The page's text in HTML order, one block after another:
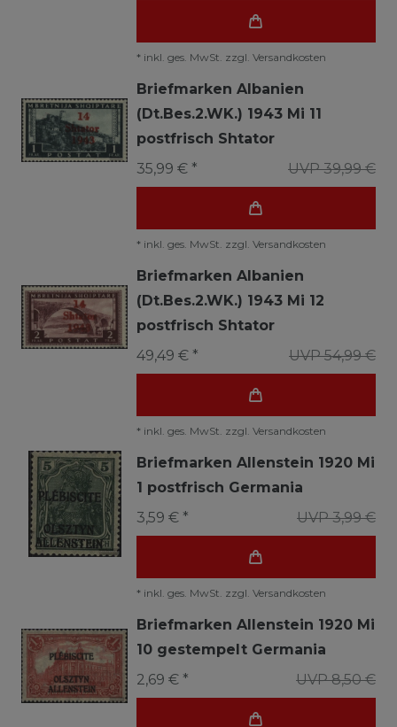
* inkl. ges. MwSt. zzgl. Versandkosten
Briefmarken Albanien
(Dt.Bes.2.WK.) 1943 Mi 11
postfrisch Shtator
UVP 39,99 €
35,99 € *
* inkl. ges. MwSt. zzgl. Versandkosten
Briefmarken Albanien
(Dt.Bes.2.WK.) 1943 Mi 12
postfrisch Shtator
UVP 54,99 €
49,49 € *
* inkl. ges. MwSt. zzgl. Versandkosten
Briefmarken Allenstein 1920 Mi
1 postfrisch Germania
UVP 3,99 €
3,59 € *
* inkl. ges. MwSt. zzgl. Versandkosten
Briefmarken Allenstein 1920 Mi
10 gestempelt Germania
UVP 8,50 €
2,69 € *